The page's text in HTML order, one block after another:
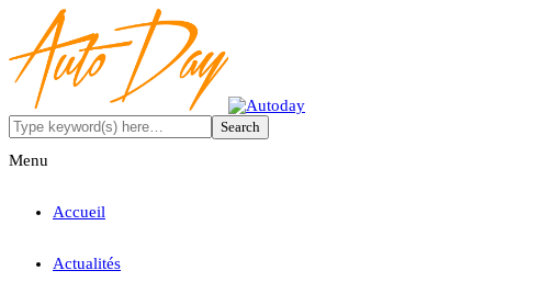
Menu
Accueil
Actualités